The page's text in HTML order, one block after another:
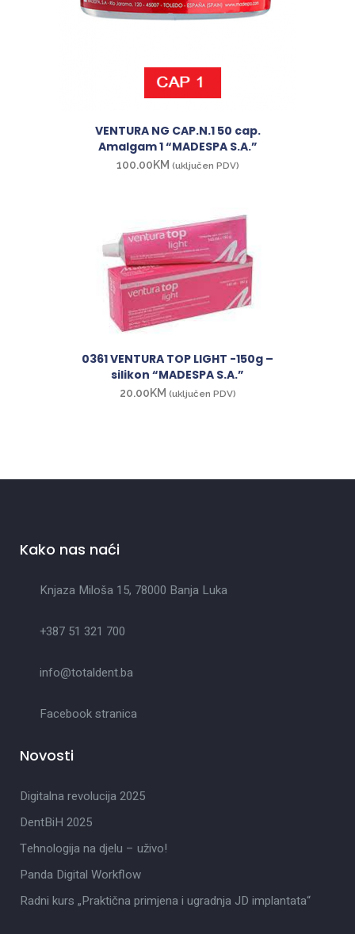
VENTURA NG CAP.N.1 50 cap.
Amalgam 1 “MADESPA S.A.”
100.00KM (uključen PDV)
0361 VENTURA TOP LIGHT -150g –
silikon “MADESPA S.A.”
20.00KM (uključen PDV)
Kako nas naći
Knjaza Miloša 15, 78000 Banja Luka
+387 51 321 700
info@totaldent.ba
Facebook stranica
Novosti
Digitalna revolucija 2025
DentBiH 2025
Tehnologija na djelu – uživo!
Panda Digital Workflow
Radni kurs „Praktična primjena i ugradnja JD implantata“